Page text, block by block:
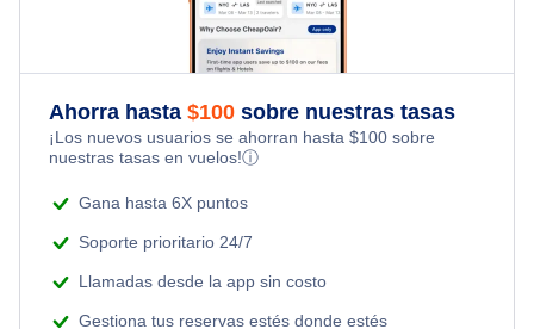
Ahorra hasta $100 sobre nuestras tasas
¡Los nuevos usuarios se ahorran hasta $100 sobre
nuestras tasas en vuelos!ⓘ
Gana hasta 6X puntos
Soporte prioritario 24/7
Llamadas desde la app sin costo
Gestiona tus reservas estés donde estés